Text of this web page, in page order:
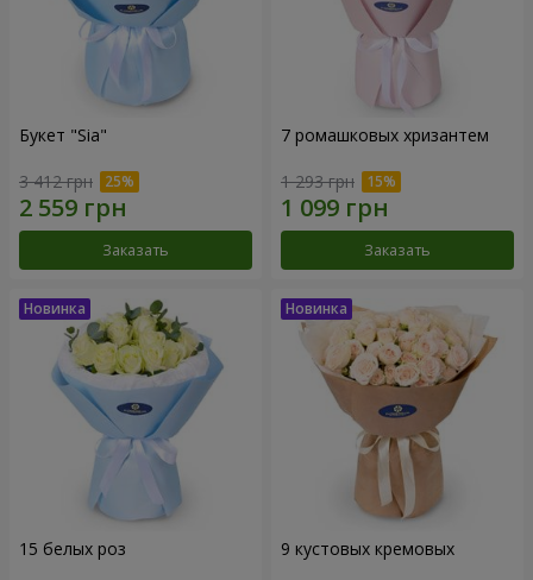
Букет "Sia"
3 412 грн
Заказать
7 ромашковых хризантем
1 293 грн
Заказать
15 белых роз 9 кустовых кремовых